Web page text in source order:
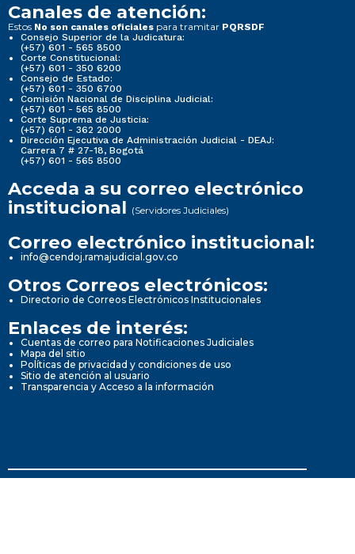
Canales de atención:
Estos No son canales oficiales para tramitar PQRSDF
Consejo Superior de la Judicatura:
(+57) 601 - 565 8500
Corte Constitucional:
(+57) 601 - 350 6200
Consejo de Estado:
(+57) 601 - 350 6700
Comisión Nacional de Disciplina Judicial:
(+57) 601 - 565 8500
Corte Suprema de Justicia:
(+57) 601 - 362 2000
Dirección Ejecutiva de Administración Judicial - DEAJ:
Carrera 7 # 27-18, Bogotá
(+57) 601 - 565 8500
Acceda a su correo electrónico
institucional (Servidores Judiciales)
Correo electrónico institucional:
info@cendoj.ramajudicial.gov.co
Otros Correos electrónicos:
Directorio de Correos Electrónicos Institucionales
Enlaces de interés:
Cuentas de correo para Notificaciones Judiciales
Mapa del sitio
Políticas de privacidad y condiciones de uso
Sitio de atención al usuario
Transparencia y Acceso a la información